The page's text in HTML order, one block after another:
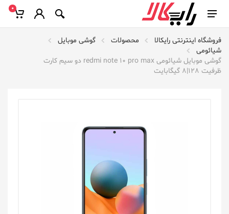
0
فروشگاه اینترنتی رایکالا محصولات
گوشی موبایل
شیائومی
گوشی موبایل شیائومی redmi note 10 pro max دو سیم کارت
ظرفیت 128|8 گیگابایت